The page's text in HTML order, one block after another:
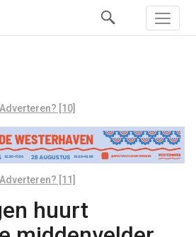
Adverteren? [10]
Adverteren? [11]
huurt